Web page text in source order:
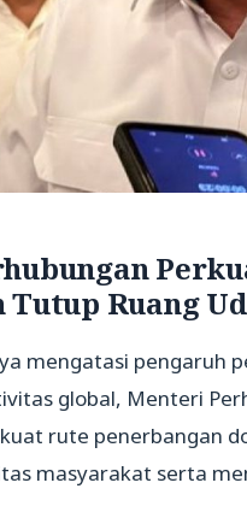
Tutup Ruang
mengatasi pengaruh
global, Menteri
rute penerbangan
masyarakat serta